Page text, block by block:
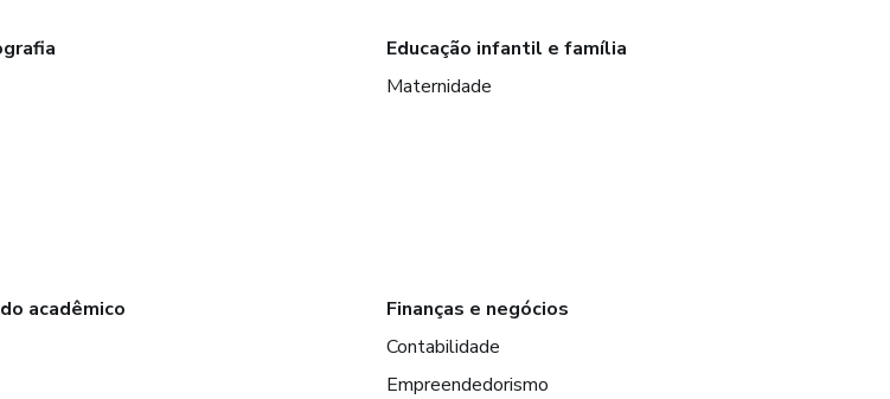
Educação infantil e família
Maternidade
acadêmico
Finanças e negócios
Contabilidade
Empreendedorismo